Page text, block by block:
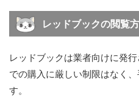
レッドブックの閲覧
レッドブックは業者向けに発
での購入に厳しい制限はなく
す。